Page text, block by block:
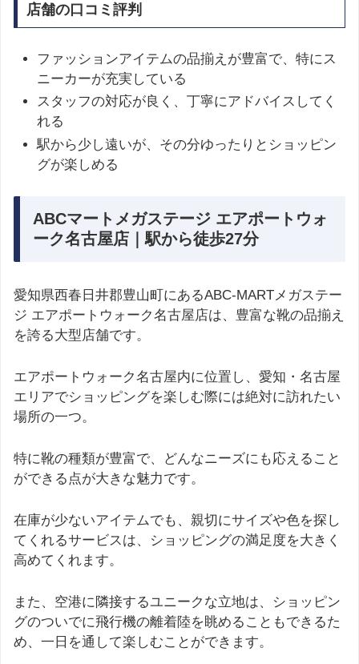
店舗の口コミ評判
ファッションアイテムの品揃えが豊富で、特にス
ニーカーが充実している
スタッフの対応が良く、丁寧にアドバイスしてく
れる
駅から少し遠いが、その分ゆったりとショッピン
グが楽しめる
ABCマートメガステージ エアポートウォ
ーク名古屋店｜駅から徒歩27分
愛知県西春日井郡豊山町にあるABC-MARTメガステー
ジ エアポートウォーク名古屋店は、豊富な靴の品揃え
を誇る大型店舗です。
エアポートウォーク名古屋内に位置し、愛知・名古屋
エリアでショッピングを楽しむ際には絶対に訪れたい
場所の一つ。
特に靴の種類が豊富で、どんなニーズにも応えること
ができる点が大きな魅力です。
在庫が少ないアイテムでも、親切にサイズや色を探し
てくれるサービスは、ショッピングの満足度を大きく
高めてくれます。
また、空港に隣接するユニークな立地は、ショッピン
グのついでに飛行機の離着陸を眺めることもできるた
め、一日を通して楽しむことができます。